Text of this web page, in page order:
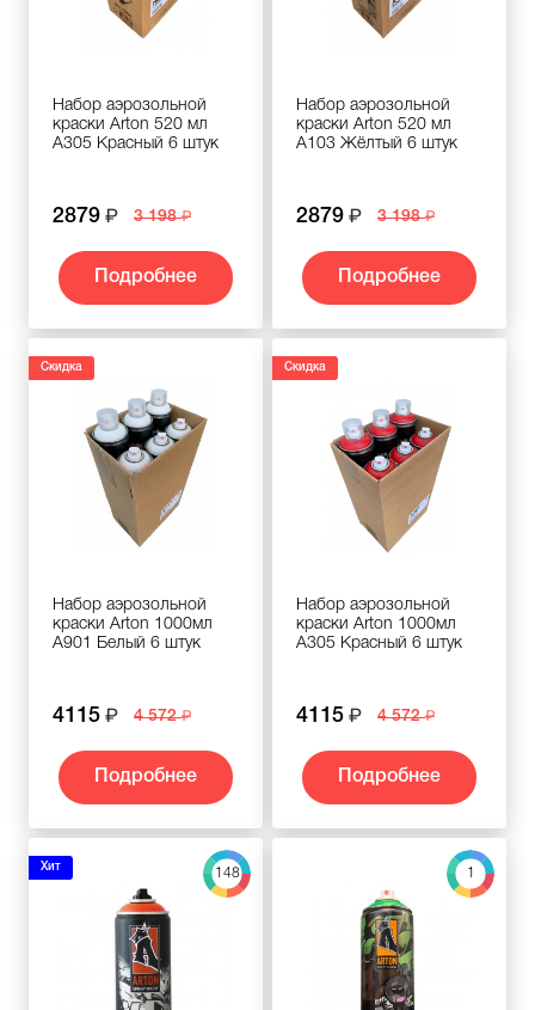
Набор аэрозольной
краски Arton 520 мл
A305 Красный 6 штук
2879 3 198
Подробнее
Набор аэрозольной
краски Arton 520 мл
A103 Жёлтый 6 штук
2879 3 198
Подробнее
Скидка
Набор аэрозольной
краски Arton 1000мл
A901 Белый 6 штук
4115 4 572
Подробнее
Скидка
Набор аэрозольной
краски Arton 1000мл
A305 Красный 6 штук
4115 4 572
Подробнее
148
Хит 1